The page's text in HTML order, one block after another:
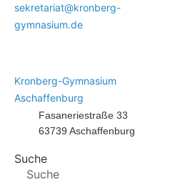
sekretariat@kronberg-
gymnasium.de
Kronberg-Gymnasium
Aschaffenburg
Fasaneriestraße 33
63739 Aschaffenburg
Suche
Suche